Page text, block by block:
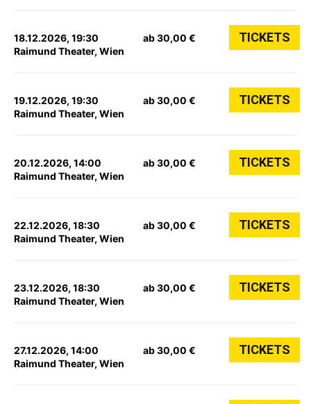
18.12.2026, 19:30
Raimund Theater, Wien
ab 30,00 € TICKETS
19.12.2026, 19:30
Raimund Theater, Wien
ab 30,00 € TICKETS
20.12.2026, 14:00
Raimund Theater, Wien
ab 30,00 € TICKETS
22.12.2026, 18:30
Raimund Theater, Wien
ab 30,00 € TICKETS
23.12.2026, 18:30
Raimund Theater, Wien
ab 30,00 € TICKETS
27.12.2026, 14:00
Raimund Theater, Wien
ab 30,00 € TICKETS